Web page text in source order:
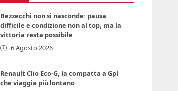
Bezzecchi non si nasconde: pausa
difficile e condizione non al top, ma la
vittoria resta possibile
6 Agosto 2026
Renault Clio Eco-G, la compatta a Gpl
che viaggia più lontano